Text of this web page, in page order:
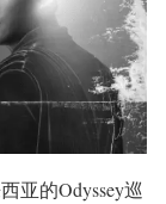
亚的Odyssey巡